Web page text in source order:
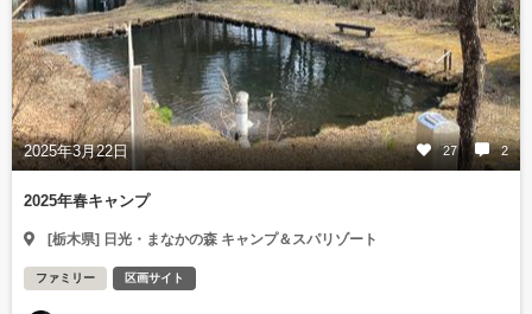
2025年3月22日 27 2
2025年春キャンプ
[栃木県] 日光・まなかの森 キャンプ＆スパリゾート
ファミリー 区画サイト